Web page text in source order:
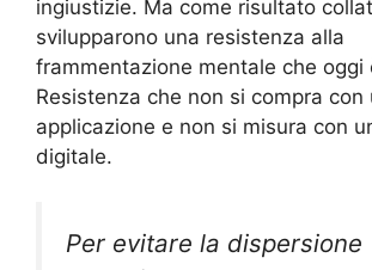
ingiustizie. Ma come risultato
svilupparono una resistenza alla
frammentazione mentale che oggi
Resistenza che non si compra con
applicazione e non si misura con
digitale.
Per evitare la dispersione